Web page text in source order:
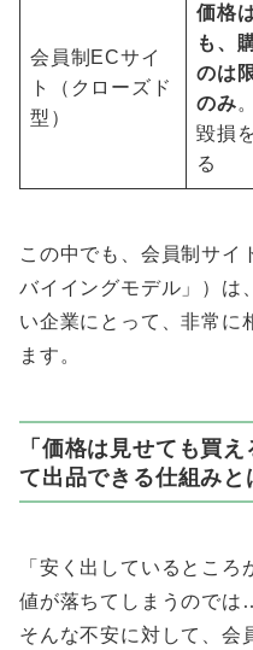
会員制ECサイ
ト（クローズド
型）
価格
も、
のは
のみ
毀損
る
この中でも、会員制サイ
バイイングモデル」）は
い企業にとって、非常に
ます。
「価格は見せても買
て出品できる仕組みと
「安く出しているとこ
値が落ちてしまうのでは
そんな不安に対して、会